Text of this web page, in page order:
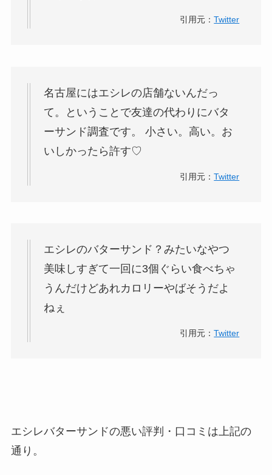
引用元：Twitter
名古屋にはエシレの店舗ないんだっ
て。ということで友達の代わりにバタ
ーサンド調査です。 小さい。 高い。お
いしかったら許す♡
引用元：Twitter
エシレのバターサンド ？みたいなやつ
美味しすぎて一回に3個ぐらい食べちゃ
うんだけどあれカロリーやばそうだよ
ねぇ
引用元：Twitter
エシレバターサンドの悪い評判・口コミは上記の
通り。